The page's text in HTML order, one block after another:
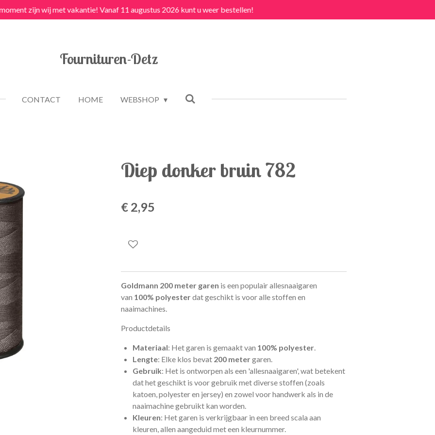
zijn wij met vakantie! Vanaf 11 augustus 2026 kunt u weer bestellen!
Fournituren-Detz
CONTACT HOME WEBSHOP
Diep donker bruin 782
€ 2,95
Goldmann 200 meter garen is een populair allesnaaigaren
van 100% polyesterdat geschikt is voor alle stoffen en
naaimachines.
Productdetails
Materiaal: Het garen is gemaakt van 100% polyester
Lengte: Elke klos bevat 200 metergaren.
Gebruik: Het is ontworpen als een 'allesnaaigaren', wat betekent
dat het geschikt is voor gebruik met diverse stoffen (zoals
katoen, polyester en jersey) en zowel voor handwerk als in de
naaimachine gebruikt kan worden.
Kleuren: Het garen is verkrijgbaar in een breed scala aan
kleuren, allen aangeduid met een kleurnummer.